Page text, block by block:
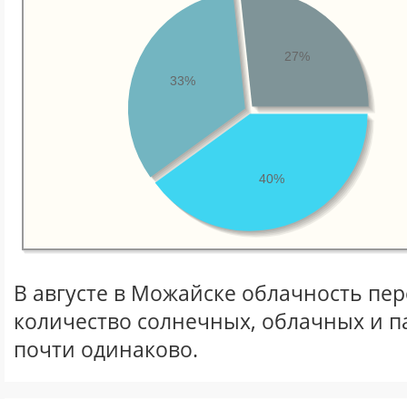
40%
33%
27%
В августе в Можайске облачность
количество солнечных, облачных и
почти одинаково.